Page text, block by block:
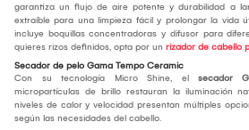
garantiza un flujo de aire potente y durabilidad a
extraíble para una limpieza fácil y prolongar la vida
incluye boquillas concentradoras y difusor para
quieres rizos definidos, opta por un rizador de cabello
Secador de pelo Gama Tempo Ceramic
Con su tecnología Micro Shine, el secador
micropartículas de brillo restauran la iluminación
niveles de calor y velocidad presentan múltiples
según las necesidades del cabello.